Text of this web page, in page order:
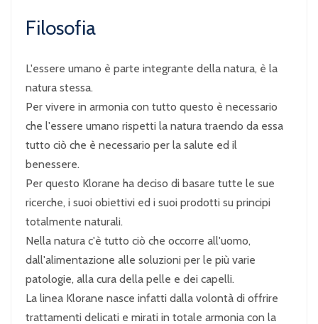
Filosofia
L'essere umano è parte integrante della natura, è la
natura stessa.
Per vivere in armonia con tutto questo è necessario
che l'essere umano rispetti la natura traendo da essa
tutto ciò che è necessario per la salute ed il
benessere.
Per questo Klorane ha deciso di basare tutte le sue
ricerche, i suoi obiettivi ed i suoi prodotti su principi
totalmente naturali.
Nella natura c'è tutto ciò che occorre all'uomo,
dall'alimentazione alle soluzioni per le più varie
patologie, alla cura della pelle e dei capelli.
La linea Klorane nasce infatti dalla volontà di offrire
trattamenti delicati e mirati in totale armonia con la